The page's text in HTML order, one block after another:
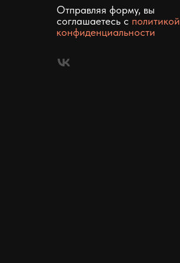
Отправляя форму, вы
соглашаетесь c политикой
конфиденциальности